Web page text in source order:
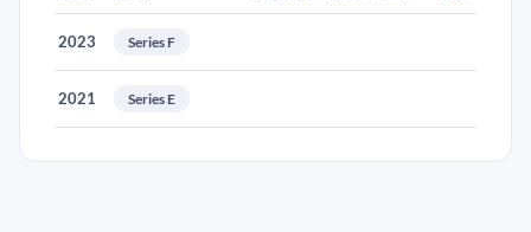
2023 Series F
2021 Series E